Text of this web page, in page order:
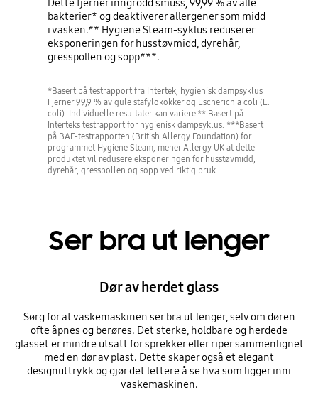
Dette fjerner inngrodd smuss, 99,99 % av alle
bakterier* og deaktiverer allergener som midd
i vasken.** Hygiene Steam-syklus reduserer
eksponeringen for husstøvmidd, dyrehår,
gresspollen og sopp***.
*Basert på testrapport fra Intertek, hygienisk dampsyklus
Fjerner 99,9 % av gule stafylokokker og Escherichia coli (E.
coli). Individuelle resultater kan variere.** Basert på
Interteks testrapport for hygienisk dampsyklus. ***Basert
på BAF-testrapporten (British Allergy Foundation) for
programmet Hygiene Steam, mener Allergy UK at dette
produktet vil redusere eksponeringen for husstøvmidd,
dyrehår, gresspollen og sopp ved riktig bruk.
Ser bra ut lenger
Dør av herdet glass
Sørg for at vaskemaskinen ser bra ut lenger, selv om døren
ofte åpnes og berøres. Det sterke, holdbare og herdede
glasset er mindre utsatt for sprekker eller riper sammenlignet
med en dør av plast. Dette skaper også et elegant
designuttrykk og gjør det lettere å se hva som ligger inni
vaskemaskinen.